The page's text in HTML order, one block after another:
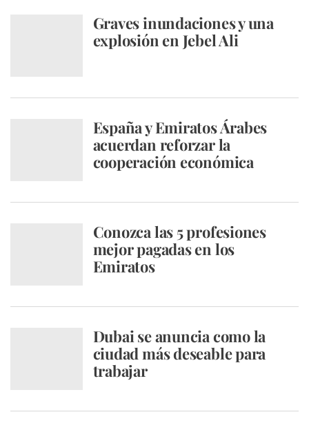
Graves inundaciones y una
explosión en Jebel Ali
España y Emiratos Árabes
acuerdan reforzar la
cooperación económica
Conozca las 5 profesiones
mejor pagadas en los
Emiratos
Dubai se anuncia como la
ciudad más deseable para
trabajar